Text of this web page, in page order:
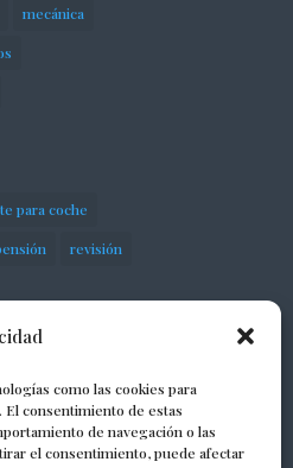
como las cookies para
consentimiento de estas
de navegación o las
el consentimiento, puede afectar
mecánica
para coche
revisión
vehículos